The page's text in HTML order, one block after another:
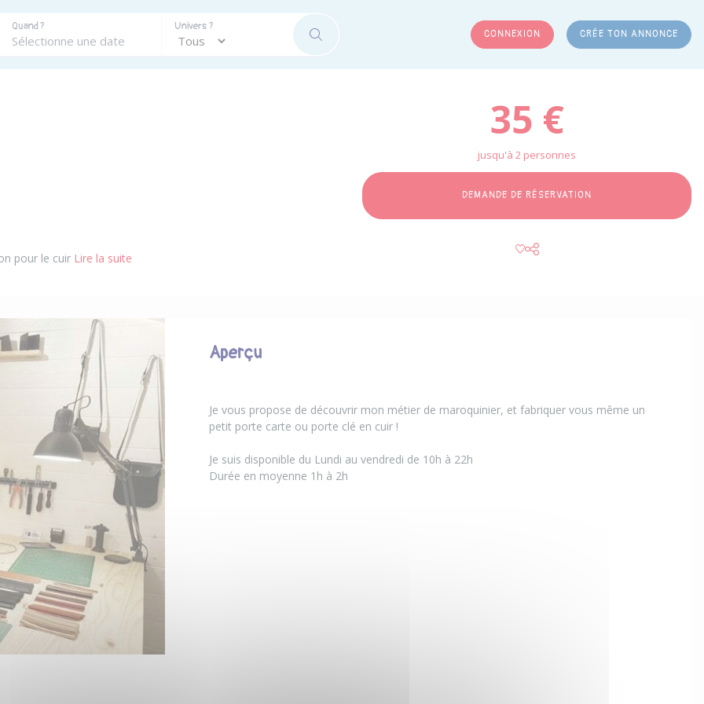
Quand ? Univers ?
RECHERCHER CONNEXION CRÉE TON ANNONCE
pour le cuir Lire la suite
35 €
jusqu'à 2 personnes
DEMANDE DE RÉSERVATION
Aperçu
Je vous propose de découvrir mon métier de maroquinier, et fabriquer vous même un
petit porte carte ou porte clé en cuir !
Je suis disponible du Lundi au vendredi de 10h à 22h